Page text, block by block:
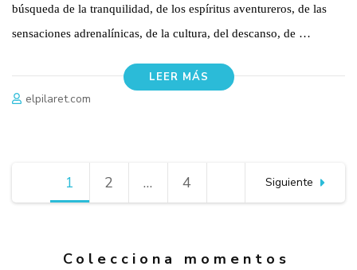
búsqueda de la tranquilidad, de los espíritus aventureros, de las
sensaciones adrenalínicas, de la cultura, del descanso, de …
LEER MÁS
elpilaret.com
Navegación
Página
1 Página
2 … Página
4 Siguiente
Colecciona momentos